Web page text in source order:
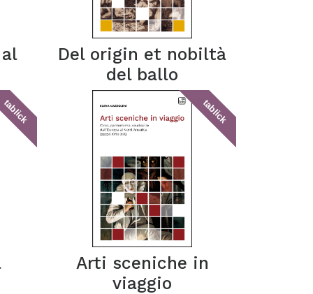
Del origin et nobiltà
del ballo
tablick tablick
Arti sceniche in
viaggio